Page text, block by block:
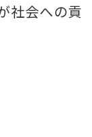
社会への貢